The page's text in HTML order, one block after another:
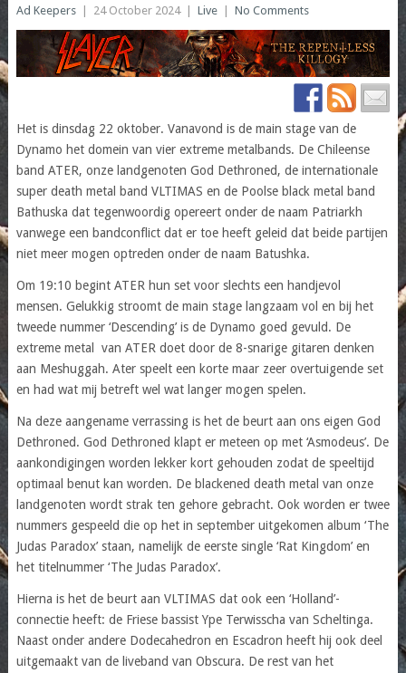
Ad Keepers 24 October 2024 Live No Comments
Het is dinsdag 22 oktober. Vanavond is de main stage van de
Dynamo het domein van vier extreme metalbands. De Chileense
band ATER, onze landgenoten God Dethroned, de internationale
super death metal band VLTIMAS en de Poolse black metal band
Bathuska dat tegenwoordig opereert onder de naam Patriarkh
vanwege een bandconflict dat er toe heeft geleid dat beide partijen
niet meer mogen optreden onder de naam Batushka.
Om 19:10 begint ATER hun set voor slechts een handjevol
mensen. Gelukkig stroomt de main stage langzaam vol en bij het
tweede nummer ‘Descending’ is de Dynamo goed gevuld. De
extreme metal van ATER doet door de 8-snarige gitaren denken
aan Meshuggah. Ater speelt een korte maar zeer overtuigende set
en had wat mij betreft wel wat langer mogen spelen.
Na deze aangename verrassing is het de beurt aan ons eigen God
Dethroned. God Dethroned klapt er meteen op met ‘Asmodeus’. De
aankondigingen worden lekker kort gehouden zodat de speeltijd
optimaal benut kan worden. De blackened death metal van onze
landgenoten wordt strak ten gehore gebracht. Ook worden er twee
nummers gespeeld die op het in september uitgekomen album ‘The
Judas Paradox’ staan, namelijk de eerste single ‘Rat Kingdom’ en
het titelnummer ‘The Judas Paradox’.
Hierna is het de beurt aan VLTIMAS dat ook een ‘Holland’-
connectie heeft: de Friese bassist Ype Terwisscha van Scheltinga.
Naast onder andere Dodecahedron en Escadron heeft hij ook deel
uitgemaakt van de liveband van Obscura. De rest van het